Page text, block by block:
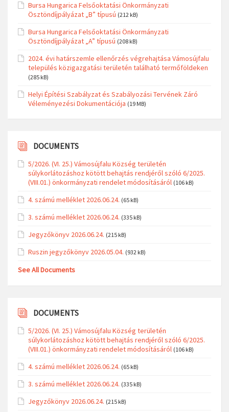
Bursa Hungarica Felsőoktatási Önkormányzati
Ösztöndíjpályázat „B” típusú (212 kB)
Bursa Hungarica Felsőoktatási Önkormányzati
Ösztöndíjpályázat „A” típusú (208 kB)
2024. évi határszemle ellenőrzés végrehajtása Vámosújfalu
település közigazgatási területén található termőföldeken
(285 kB)
Helyi Építési Szabályzat és Szabályozási Tervének Záró
Véleményezési Dokumentációja (19 MB)
DOCUMENTS
5/2026. (VI. 25.) Vámosújfalu Község területén
súlykorlátozáshoz kötött behajtás rendjéről szóló 6/2025.
(VIII.01.) önkormányzati rendelet módosításáról (106 kB)
4. számú melléklet 2026.06.24. (65 kB)
3. számú melléklet 2026.06.24. (335 kB)
Jegyzőkönyv 2026.06.24. (215 kB)
Ruszin jegyzőkönyv 2026.05.04. (932 kB)
See All Documents
DOCUMENTS
5/2026. (VI. 25.) Vámosújfalu Község területén
súlykorlátozáshoz kötött behajtás rendjéről szóló 6/2025.
(VIII.01.) önkormányzati rendelet módosításáról (106 kB)
4. számú melléklet 2026.06.24. (65 kB)
3. számú melléklet 2026.06.24. (335 kB)
Jegyzőkönyv 2026.06.24. (215 kB)